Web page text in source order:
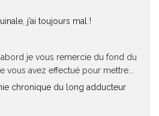
j’ai toujours mal !
je vous remercie du fond du
avez effectué pour mettre...
chronique du long adducteur